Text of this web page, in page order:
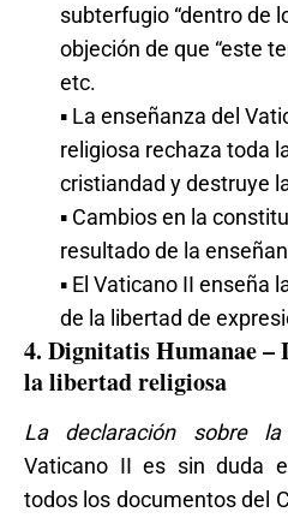
subterfugio “dentro de
objeción de que “este
etc.
▪ La enseñanza del
religiosa rechaza toda
cristiandad y destruye
▪ Cambios en la
resultado de la
▪ El Vaticano II enseña
de la libertad de
4. Dignitatis Humanae –
la libertad religiosa
La declaración sobre la
Vaticano II es sin duda
todos los documentos del